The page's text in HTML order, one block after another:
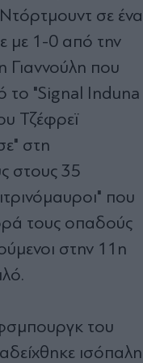
σε ένα
με 1-0 από την
που
το "Signal Induna
Τζέφρεϊ
στη
στους 35
που
τους οπαδούς
στην 11η
του
ισόπαλη